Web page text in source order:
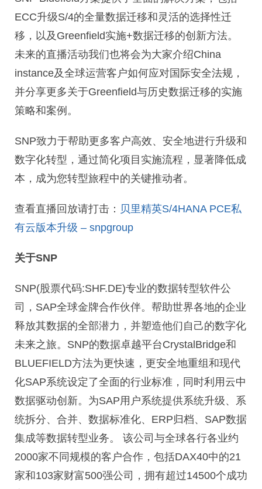
ECC升级S/4的全量数据迁移和灵活的选择性迁
移，以及Greenfield实施+数据迁移的创新方法。
未来的直播活动我们也将会为大家介绍China
instance及全球运营客户如何应对国际安全法规，
并分享更多关于Greenfield与历史数据迁移的实施
策略和案例。
SNP致力于帮助更多客户高效、安全地进行升级和
数字化转型，通过简化项目实施流程，显著降低成
本，成为您转型旅程中的关键推动者。
查看直播回放请打击： 贝里精英S/4HANA PCE私
有云版本升级 – snpgroup
关于SNP
SNP(股票代码:SHF.DE)专业的数据转型软件公
司，SAP全球金牌合作伙伴。帮助世界各地的企业
释放其数据的全部潜力，并塑造他们自己的数字化
未来之旅。SNP的数据卓越平台CrystalBridge和
BLUEFIELD方法为更快速，更安全地重组和现代
化SAP系统设定了全面的行业标准，同时利用云中
数据驱动创新。为SAP用户系统提供系统升级、系
统拆分、合并、数据标准化、ERP归档、SAP数据
集成等数据转型业务。 该公司与全球各行各业约
2000家不同规模的客户合作，包括DAX40中的21
家和103家财富500强公司，拥有超过14500个成功